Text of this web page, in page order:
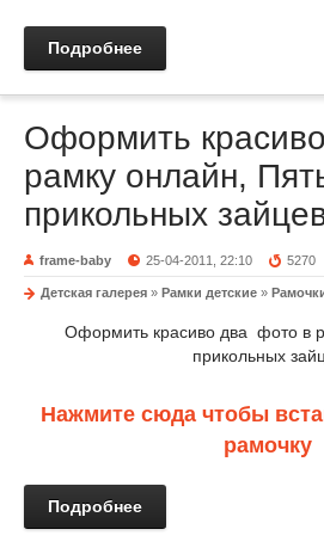
Подробнее
Оформить
рамку онлайн,
прикольных
frame-baby 25-04-2011, 22:10 5270
Детская галерея » Рамки детские »
Оформить красиво два фото в
прикольных
Нажмите сюда чтобы
рамочку
Подробнее